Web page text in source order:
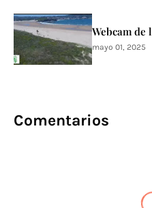
Webcam de
mayo 01, 2025
Comentarios